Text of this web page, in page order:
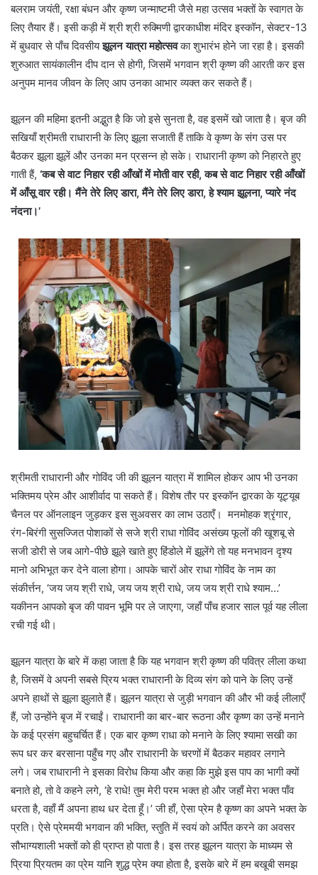
बलराम जयंती, रक्षा बंधन और कृष्ण जन्माष्टमी जैसे महा उत्सव भक्तों के स्वागत के
लिए तैयार हैं। इसी कड़ी में श्री श्री रुक्मिणी द्वारकाधीश मंदिर इस्कॉन, सेक्टर-13
में बुधवार से पाँच दिवसीयझूलन यात्रा महोत्सवका शुभारंभ होने जा रहा है। इसकी
शुरुआत सायंकालीन दीप दान से होगी, जिसमें भगवान श्री कृष्ण की आरती कर इस
अनुपम मानव जीवन के लिए आप उनका आभार व्यक्त कर सकते हैं।
झूलन की महिमा इतनी अद्भुत है कि जो इसे सुनता है, वह इसमें खो जाता है। बृज की
सखियाँ श्रीमती राधारानी के लिए झूला सजाती हैं ताकि वे कृष्ण के संग उस पर
बैठकर झूला झूलें और उनका मन प्रसन्न हो सके। राधारानी कृष्ण को निहारते हुए
गाती हैं, ‘कब से वाट निहार रही आँखों में मोती वार रही, कब से वाट निहार रही आँखों
में आँसू वार रही। मैंने तेरे लिए डारा, मैंने तेरे लिए डारा, हे श्याम झूलना, प्यारे नंद
नंदना।’
श्रीमती राधारानी और गोविंद जी की झूलन यात्रा में शामिल होकर आप भी उनका
भक्तिमय प्रेम और आशीर्वाद पा सकते हैं। विशेष तौर पर इस्कॉन द्वारका के यूट्यूब
चैनल पर ऑनलाइन जुड़कर इस सुअवसर का लाभ उठाएँ। मनमोहक श्रृंगार,
रंग-बिरंगी सुसज्जित पोशाकों से सजे श्री राधा गोविंद असंख्य फूलों की खूशबू से
सजी डोरी से जब आगे-पीछे झूले खाते हुए हिंडोले में झूलेंगे तो यह मनभावन दृश्य
मानो अभिभूत कर देने वाला होगा। आपके चारों ओर राधा गोविंद के नाम का
संकीर्त्तन, ‘जय जय श्री राधे, जय जय श्री राधे, जय जय श्री राधे श्याम…’
यकीनन आपको बृज की पावन भूमि पर ले जाएगा, जहाँ पाँच हजार साल पूर्व यह लीला
रची गई थी।
झूलन यात्रा के बारे में कहा जाता है कि यह भगवान श्री कृष्ण की पवित्र लीला कथा
है, जिसमें वे अपनी सबसे प्रिय भक्त राधारानी के दिव्य संग को पाने के लिए उन्हें
अपने हाथों से झूला झुलाते हैं। झूलन यात्रा से जुड़ी भगवान की और भी कई लीलाएँ
हैं, जो उन्होंने बृज में रचाईं। राधारानी का बार-बार रूठना और कृष्ण का उन्हें मनाने
के कई प्रसंग बहुचर्चित हैं। एक बार कृष्ण राधा को मनाने के लिए श्यामा सखी का
रूप धर कर बरसाना पहुँच गए और राधारानी के चरणों में बैठकर महावर लगाने
लगे। जब राधारानी ने इसका विरोध किया और कहा कि मुझे इस पाप का भागी क्यों
बनाते हो, तो वे कहने लगे, ‘हे राधे! तुम मेरी परम भक्त हो और जहाँ मेरा भक्त पाँव
धरता है, वहाँ मैं अपना हाथ धर देता हूँ।’ जी हाँ, ऐसा प्रेम है कृष्ण का अपने भक्त के
प्रति। ऐसे प्रेममयी भगवान की भक्ति, स्तुति में स्वयं को अर्पित करने का अवसर
सौभाग्यशाली भक्तों को ही प्राप्त हो पाता है। इस तरह झूलन यात्रा के माध्यम से
प्रिया प्रियतम का प्रेम यानि शुद्ध प्रेम क्या होता है, इसके बारे में हम बखूबी समझ